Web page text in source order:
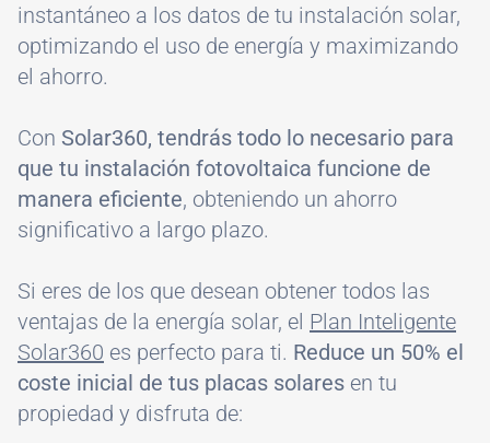
instantáneo a los datos de tu instalación solar,
optimizando el uso de energía y maximizando
el ahorro.
Con Solar360, tendrás todo lo necesario para
que tu instalación fotovoltaica funcione de
manera eficiente, obteniendo un ahorro
significativo a largo plazo.
Si eres de los que desean obtener todos las
ventajas de la energía solar, el Plan Inteligente
Solar360 es perfecto para ti. Reduce un 50% el
coste inicial de tus placas solares en tu
propiedad y disfruta de: